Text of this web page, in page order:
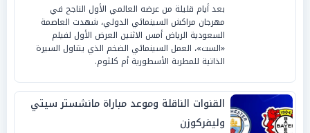
بعد أيام قليلة من عرضه العالمي الأول الناجح في
مهرجان مراكش السينمائي الدولي، شهدت العاصمة
السعودية الرياض أمس الاثنين العرض الأول لفيلم
«الست»، العمل السينمائي الضخم الذي يتناول السيرة
الذاتية للمطربة الأسطورية أم كلثوم.
القنوات الناقلة وموعد مباراة مانشستر سيتي
وليفركوزن